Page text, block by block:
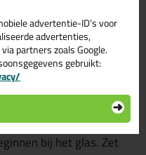
mes. Is dit de eerste
dan zit je goed. Heb
raden we aan het
de kit te snijden. Druk
tegen de ondergrond
bij het glas. Zet
advertentie-ID’s voor
advertenties,
partners zoals Google.
gebruikt: